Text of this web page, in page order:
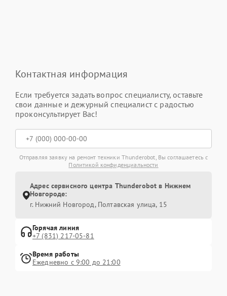
Контактная информация
Если требуется задать вопрос специалисту, оставьте
свои данные и дежурный специалист с радостью
проконсультирует Вас!
Отправляя заявку на ремонт техники Thunderobot, Вы соглашаетесь с
Политикой конфиденциальности
Адрес сервисного центра Thunderobot в Нижнем
Новгороде:
г. Нижний Новгород, Полтавская улица, 15
Горячая линия
+7 (831) 217-05-81
Время работы
Ежедневно с 9:00 до 21:00